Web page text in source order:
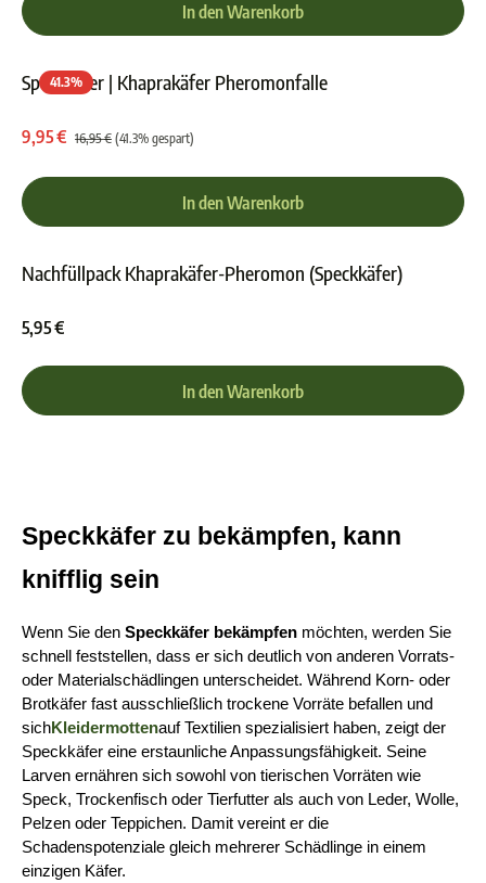
In den Warenkorb
41.3%
Speckkäfer | Khaprakäfer Pheromonfalle
9,95 € 16,95 € (41.3% gespart)
In den Warenkorb
Nachfüllpack Khaprakäfer-Pheromon (Speckkäfer)
5,95 €
In den Warenkorb
Speckkäfer zu bekämpfen, kann
knifflig sein
Wenn Sie den Speckkäfer bekämpfen möchten, werden Sie
schnell feststellen, dass er sich deutlich von anderen Vorrats-
oder Materialschädlingen unterscheidet. Während Korn- oder
Brotkäfer fast ausschließlich trockene Vorräte befallen und
sichKleidermottenauf Textilien spezialisiert haben, zeigt der
Speckkäfer eine erstaunliche Anpassungsfähigkeit. Seine
Larven ernähren sich sowohl von tierischen Vorräten wie
Speck, Trockenfisch oder Tierfutter als auch von Leder, Wolle,
Pelzen oder Teppichen. Damit vereint er die
Schadenspotenziale gleich mehrerer Schädlinge in einem
einzigen Käfer.